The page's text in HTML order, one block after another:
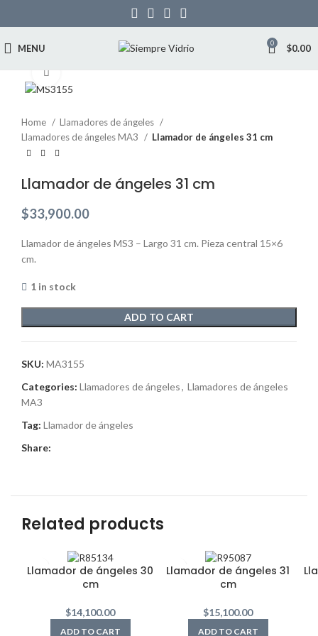
MENU 0 $0.00
Home
Llamadores de ángeles
Llamadores de ángeles MA3
Llamador de ángeles 31 cm
Llamador de ángeles 31 cm
$33,900.00
Llamador de ángeles MS3 – Largo 31 cm. Pieza central 15×6
cm.
1 in stock
ADD TO CART
SKU: MA3155
Categories: Llamadores de ángeles, Llamadores de ángeles
MA3
Tag: Llamador de ángeles
Share:
Related products
Llamador de ángeles 30
cm
$14,100.00
ADD TO CART
Llamador de ángeles 31
cm
$15,100.00
ADD TO CART